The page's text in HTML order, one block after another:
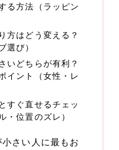
る方法（ラッピン
方はどう変える？
選び）
いどちらが有利？
イント（女性・レ
すぐ直せるチェッ
・位置のズレ）
さい人に最もお